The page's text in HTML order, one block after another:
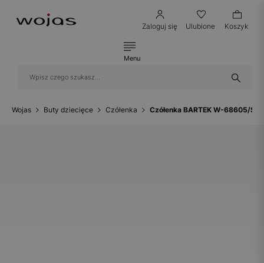
Zaloguj się Ulubione Koszyk
Menu
Wojas Buty dziecięce Czółenka Czółenka BARTEK W-68605/